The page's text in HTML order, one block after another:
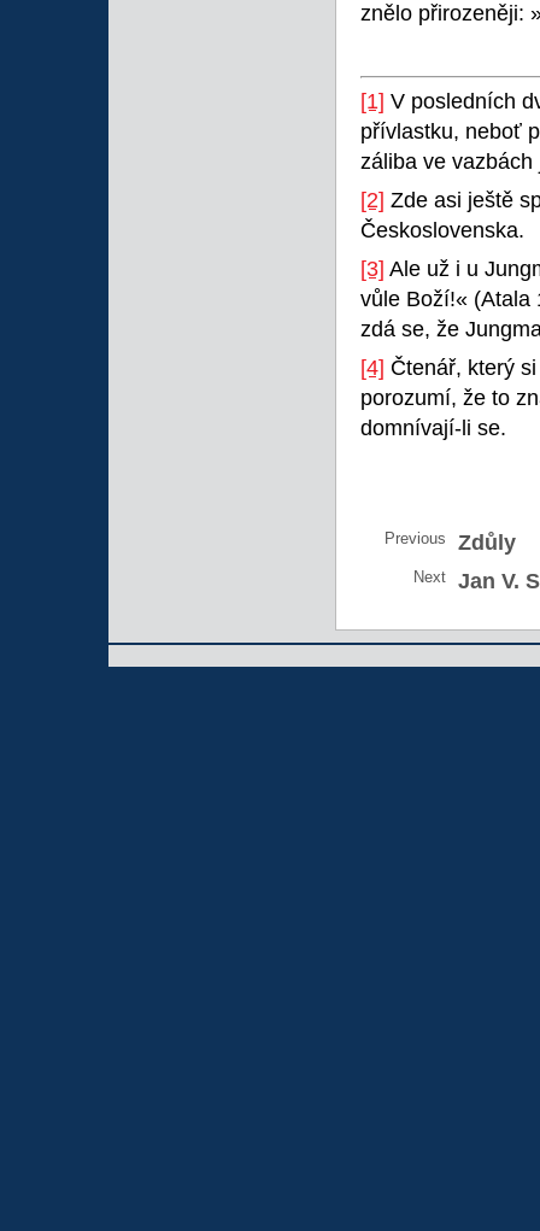
znělo přirozeněji:
[1] V posledních
přívlastku, neboť
záliba ve
[2] Zde asi ještě
Československa.
[3] Ale už i u
vůle Boží!« (Atala
zdá se, že
[4] Čtenář, který
porozumí, že to
domnívají-li se.
Previous Zdůly
Next Jan V.